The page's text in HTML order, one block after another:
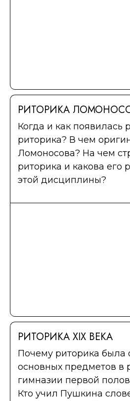
РИТОРИКА
Когда и как появилась
риторика? В чем
Ломоносова? На чем
риторика и какова его
этой дисциплины?
РИТОРИКА XIX ВЕКА
Почему риторика была
основных предметов в
гимназии первой
Кто учил Пушкина